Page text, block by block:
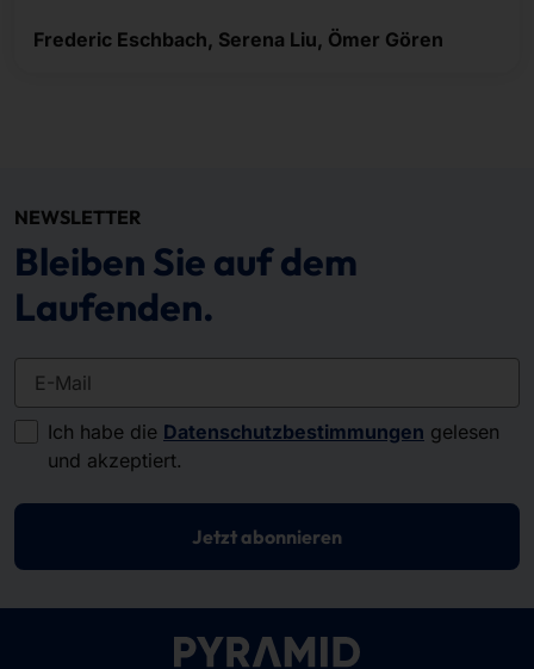
Frederic Eschbach, Serena Liu, Ömer Gören
NEWSLETTER
Bleiben Sie auf dem
Laufenden.
E-Mail
Ich habe die Datenschutzbestimmungen gelesen
und akzeptiert.
Jetzt abonnieren